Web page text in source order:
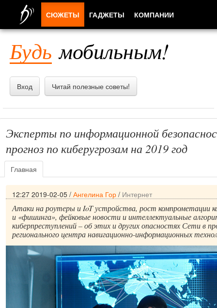
Будь мобильным!
Вход Читай полезные советы!
Эксперты по информационной
прогноз по киберугрозам на 2019 год
Главная
12:27 2019-02-05 / Ангелина Гор / Интернет
Атаки на роутеры и IoT устройства, рост компрометации
и «фишинга», фейковые новости и интеллектуальные
киберпреступлений – об этих и других опасностях Сети в
регионального центра навигационно-информационных
СЮЖЕТЫ ГАДЖЕТЫ КОМПАНИИ
ПРИЛОЖЕНИЯ